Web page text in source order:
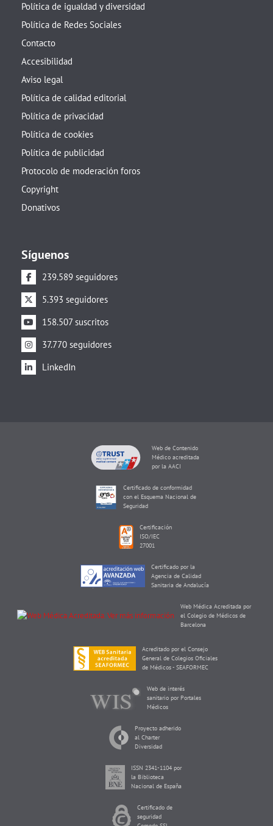
Política de igualdad y diversidad
Política de Redes Sociales
Contacto
Accesibilidad
Aviso legal
Política de calidad editorial
Política de privacidad
Política de cookies
Política de publicidad
Protocolo de moderación foros
Copyright
Donativos
Síguenos
239.589 seguidores
5.393 seguidores
158.507 suscritos
37.770 seguidores
LinkedIn
Web de Contenido
Médico acreditada
por la AACI
Certificado de conformidad
con el Esquema Nacional de
Seguridad
Certificación
ISO/IEC
27001
Certificado por la
Agencia de Calidad
Sanitaria de Andalucía
Web Médica Acreditada por
el Colegio de Médicos de
Barcelona
Acreditado por el Consejo
General de Colegios Oficiales
de Médicos - SEAFORMEC
Web de interés
sanitario por Portales
Médicos
Proyecto adherido
al Charter
Diversidad
ISSN 2341-1104 por
la Biblioteca
Nacional de España
Certificado de
seguridad